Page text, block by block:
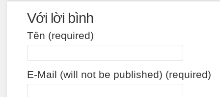
Với lời bình
Tên (required)
E-Mail (will not be published) (required)